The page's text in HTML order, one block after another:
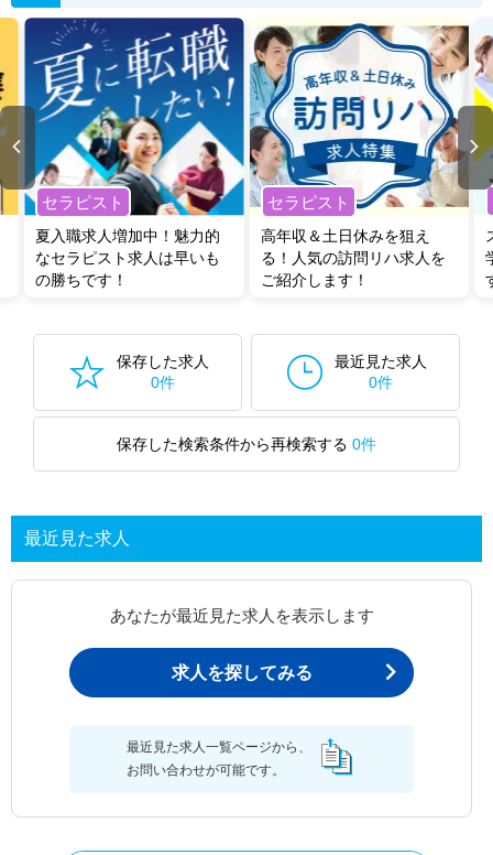
セラピスト
夏入職求人増加中！魅力的
なセラピスト求人は早いも
の勝ちです！
セラピスト
高年収＆土日休みを狙え
る！人気の訪問リハ求人を
ご紹介します！
保存した求人
0件
最近見た求人
0件
保存した検索条件から再検索する 0件
最近見た求人
あなたが最近見た求人を表示します
求人を探してみる
最近見た求人一覧ページから、
お問い合わせが可能です。